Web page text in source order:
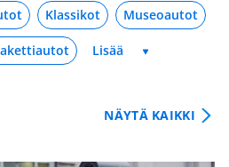
Klassikot Museoautot
NÄYTÄ KAIKKI